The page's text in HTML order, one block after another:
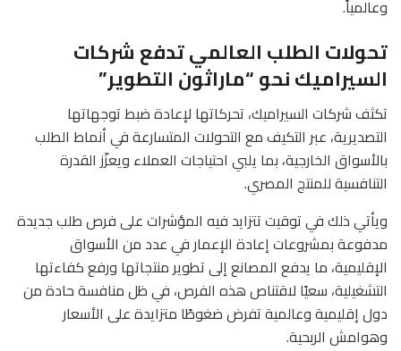
وعالمياً.
تحولات الطلب العالمي تدفع شركات
السيراميك نحو “ماراثون التطوير”
تكثف شركات السيراميك، تحركاتها لإعادة ضبط توجهاتها
التصديرية، عبر التكيف مع التحولات المتسارعة في أنماط الطلب
بالأسواق الخارجية، بما يلبي احتياجات العملاء ويعزّز القدرة
التنافسية للمنتج المصري.
ويأتي ذلك في توقيت تتزايد فيه المؤشرات على فرص طلب جديدة
مدفوعة بمشروعات إعادة الإعمار في عدد من الأسواق
الإقليمية، ما يدفع المصانع إلى تطوير منتجاتها ورفع كفاءتها
التشغيلية، سعيًا لاقتناص هذه الفرص، في ظل منافسة حادة من
دول إقليمية وعالمية تفرض ضغوطًا متزايدة على الأسعار
وهوامش الربحية.